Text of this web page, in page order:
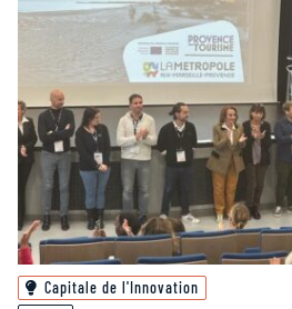
Capitale de l'Innovation